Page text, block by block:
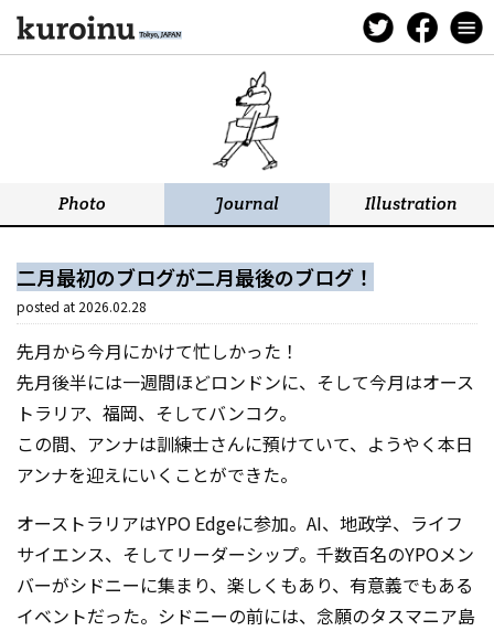
二月最初のブログが二月最後のブログ！
posted at 2026.02.28
先月から今月にかけて忙しかった！
先月後半には一週間ほどロンドンに、そして今月はオース
トラリア、福岡、そしてバンコク。
この間、アンナは訓練士さんに預けていて、ようやく本日
アンナを迎えにいくことができた。
オーストラリアはYPO Edgeに参加。AI、地政学、ライフ
サイエンス、そしてリーダーシップ。千数百名のYPOメン
バーがシドニーに集まり、楽しくもあり、有意義でもある
イベントだった。シドニーの前には、念願のタスマニア島